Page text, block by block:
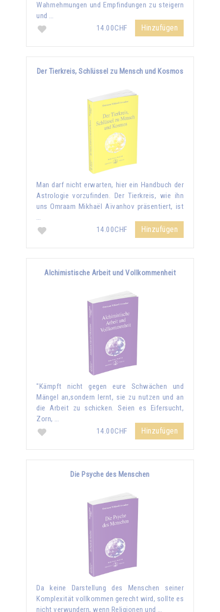
Wahrnehmungen und Empfindungen zu steigern
und …
14.00CHF
Hinzufügen
Der Tierkreis, Schlüssel zu Mensch und Kosmos
Man darf nicht erwarten, hier ein Handbuch der
Astrologie vorzufinden. Der Tierkreis, wie ihn
uns Omraam Mikhaël Aïvanhov präsentiert, ist
…
14.00CHF
Hinzufügen
Alchimistische Arbeit und Vollkommenheit
"Kämpft nicht gegen eure Schwächen und
Mängel an,sondern lernt, sie zu nutzen und an
die Arbeit zu schicken. Seien es Eifersucht,
Zorn, …
14.00CHF
Hinzufügen
Die Psyche des Menschen
Da keine Darstellung des Menschen seiner
Komplexität vollkommen gerecht wird, sollte es
nicht verwundern, wenn Religionen und …